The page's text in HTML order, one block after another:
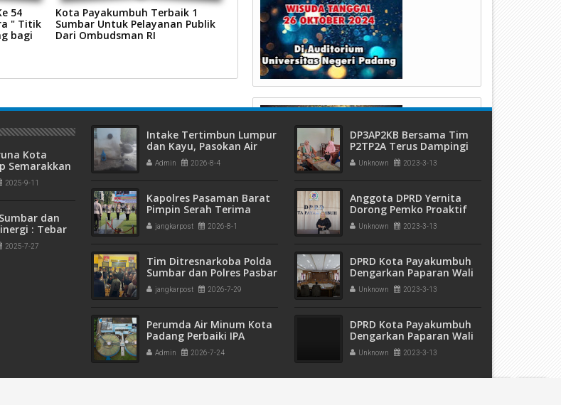
54
" Titik
bagi
Kota Payakumbuh Terbaik 1
Sumbar Untuk Pelayanan Publik
Dari Ombudsman RI
Gubernur Mahyeldi Bangga,
Pesannya Ditindaklanjuti Serius
Pemko Payakumbuh
Kota
Semarakkan
Dari
hingga
2025-9-11
dan
: Tebar
Untuk
2025-7-27
Intake Tertimbun Lumpur
dan Kayu, Pasokan Air
Bersih di Kota Padang
Terganggu
Admin 2026-8-4
Kapolres Pasaman Barat
Pimpin Serah Terima
Jabatan PJU Polres dan
Kapolsek Sungai Beremas
jangkarpost 2026-8-1
Tim Ditresnarkoba Polda
Sumbar dan Polres Pasbar
Gagalkan Peredaran
Narkotika, 30 Paket Ganja
jangkarpost 2026-7-29
Perumda Air Minum Kota
Padang Perbaiki IPA
Gunung Pangilun, 25 Ribu
Pelanggan Terdampak
Admin 2026-7-24
DP3AP2KB Bersama Tim
P2TP2A Terus Dampingi
Korban Rudapaksa
Unknown 2023-3-13
Anggota DPRD Yernita
Dorong Pemko Proaktif
Bebaskan Lahan Untuk
Revitalisasi Puskesmas
Program Pusat Bisa
Dijuluk
Unknown 2023-3-13
DPRD Kota Payakumbuh
Dengarkan Paparan Wali
Kota Terkait Kinerja
Tahun 2022
Unknown 2023-3-13
DPRD Kota Payakumbuh
Dengarkan Paparan Wali
Kota Terkait Kinerja
Tahun 2022
Unknown 2023-3-13